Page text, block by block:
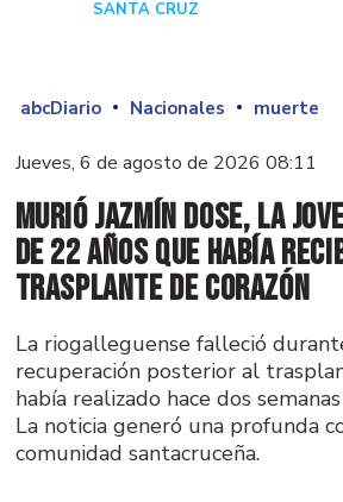
SANTA CRUZ
abcDiario Nacionales muerte
Jueves, 6 de agosto de 2026 08:11
Murió Jazmín Dose, la
de 22 años que había
trasplante de corazón
La riogalleguense falleció
recuperación posterior al
había realizado hace dos
La noticia generó una profunda
comunidad santacruceña.